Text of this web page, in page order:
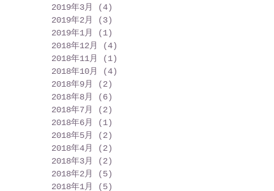
2019年3月
(4)
2019年2月
(3)
2019年1月
(1)
2018年12月
(4)
2018年11月
(1)
2018年10月
(4)
2018年9月
(2)
2018年8月
(6)
2018年7月
(2)
2018年6月
(1)
2018年5月
(2)
2018年4月
(2)
2018年3月
(2)
2018年2月
(5)
2018年1月
(5)